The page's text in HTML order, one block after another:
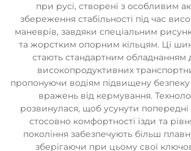
при русі, створені з особливим
збереження стабільності під час
маневрів, завдяки спеціальним
та жорстким опорним кільцям. Ці
стають стандартним обладнанням
високопродуктивних
пропонуючи водіям підвищену
вражень від кермування.
розвинулася, щоб усунути попередні
стосовно комфортності їзди та
покоління забезпечують більш
зберігаючи при цьому свої